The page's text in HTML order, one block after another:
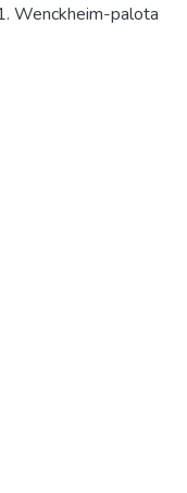
Wenckheim-palota